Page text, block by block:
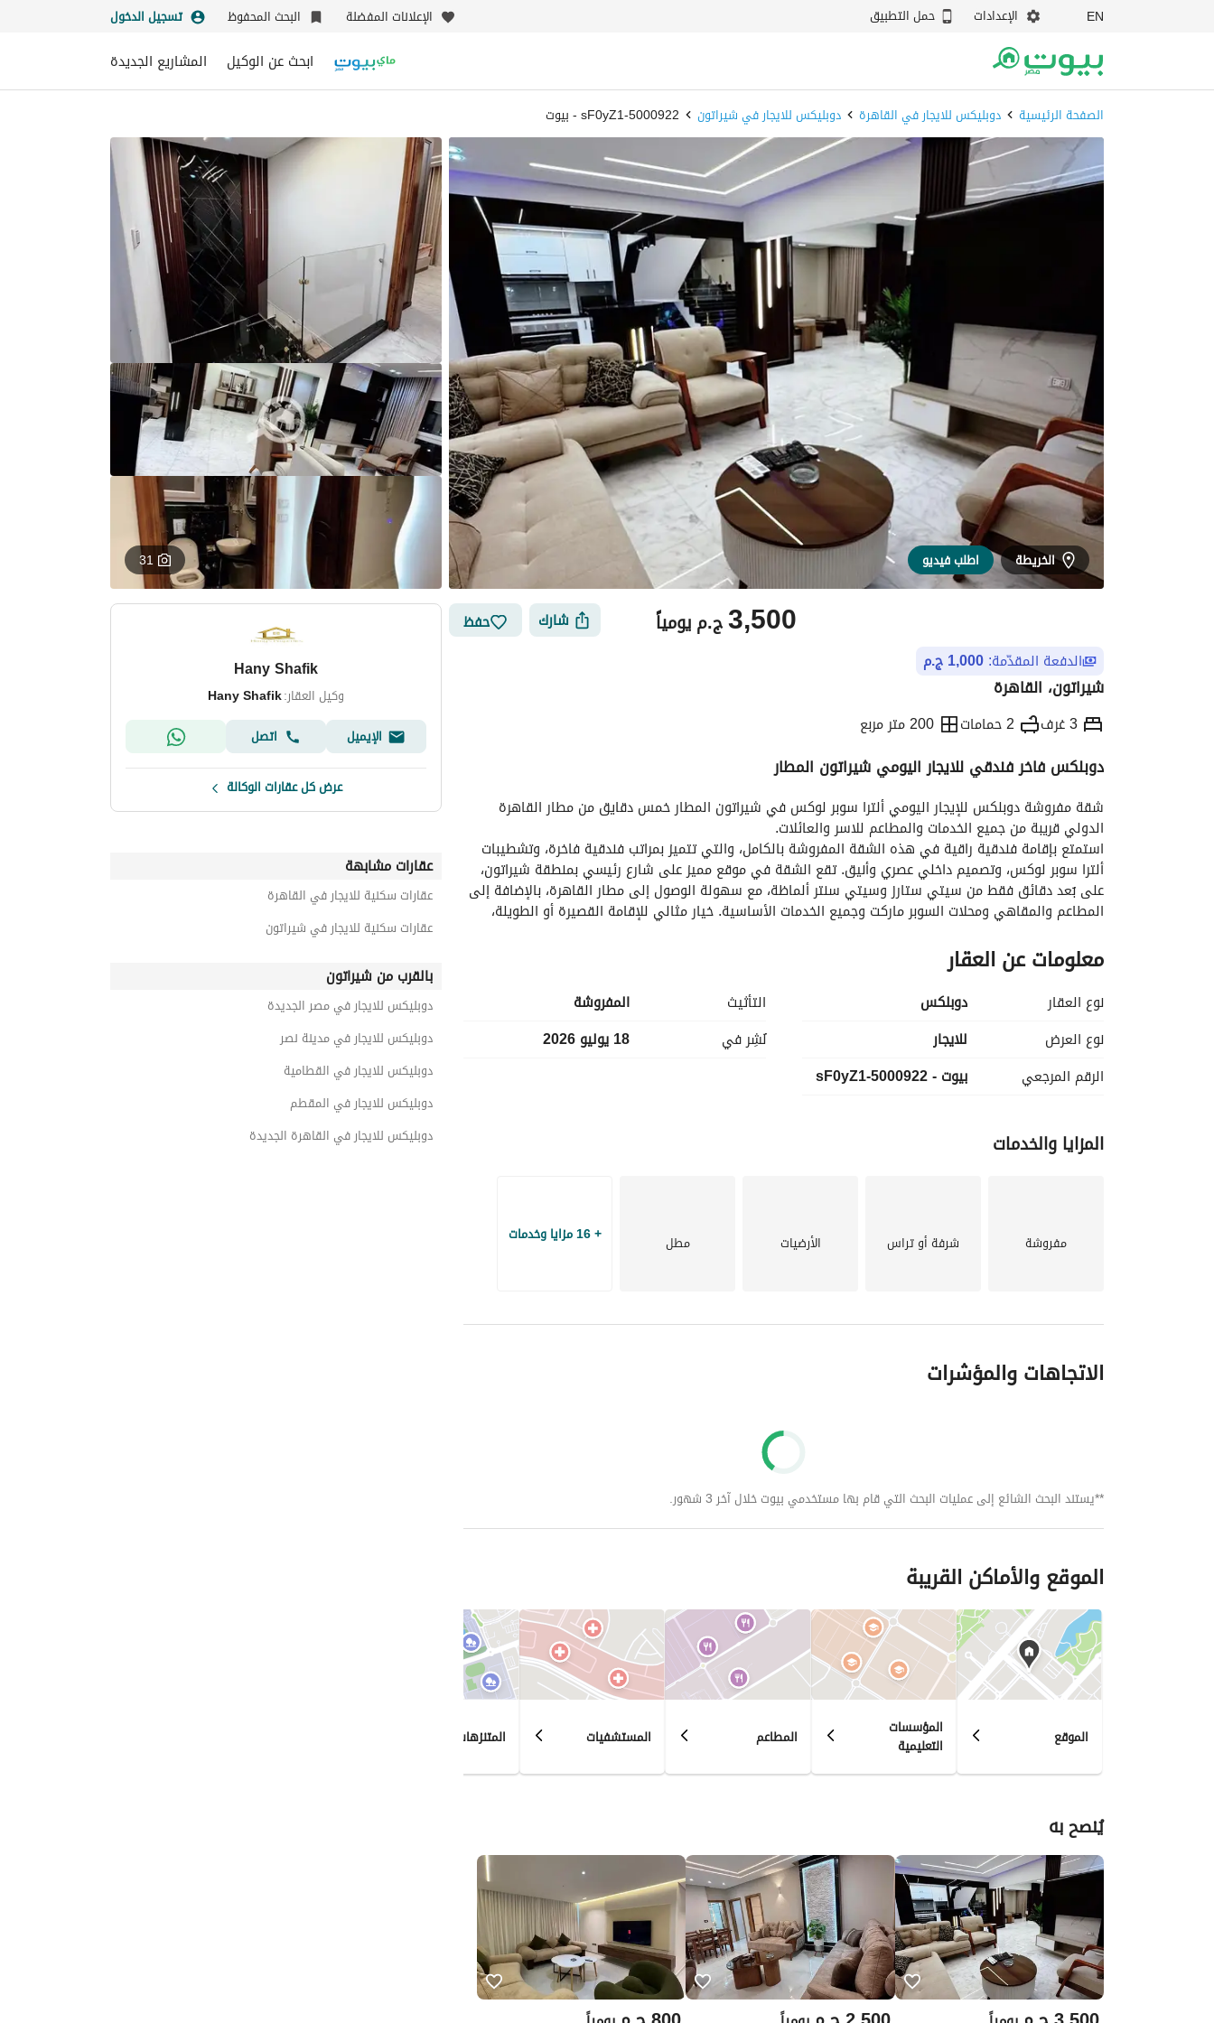
EN الإعدادات حمل التطبيق الإعلانات المفضلة البحث المحفوظ تسجيل الدخول
ابحث عن الوكيل المشاريع الجديدة
الصفحة الرئيسية دوبليكس للايجار في القاهرة دوبليكس للايجار في شيراتون 5000922-sF0yZ1 - بيوت
الخريطة اطلب فيديو 31
ج.م3,500 يومياً شارك حفظ
الدفعة المقدّمة: 1,000 ج.م
شيراتون، القاهرة
3 غرف 2 حمامات 200 متر مربع
الاتجاهات والمؤشرات
دوبلكس فاخر فندقي للايجار اليومي شيراتون المطار
الدولي قريبة من جميع الخدمات والمطاعم للاسر والعائلات.
٣ غرف و٢ حمام
واي فاي
اسانسير
العقار مكيف باكمله
متوفر كافة الأجهزة الكهربائية
معلومات عن العقار
نوع العقار
دوبلكس
نوع العرض
للايجار
الرقم المرجعي
بيوت - 5000922-sF0yZ1
التأثيث
المفروشة
نُشِر في
18 يوليو 2026
المزايا والخدمات
مفروشة شرفة أو تراس الأرضيات مطل + 16 مزايا وخدمات
الاتجاهات والمؤشرات
**يستند البحث الشائع إلى عمليات البحث التي قام بها مستخدمي بيوت خلال آخر 3 شهور.
الموقع والأماكن القريبة
الموقع المؤسسات
التعليمية المطاعم المستشفيات المتنزهات
يُنصح به
Hany Shafik
وكيل العقار:Hany Shafik
الإيميل
اتصل
عرض كل عقارات الوكالة
عقارات مشابهة
عقارات سكنية للايجار في القاهرة
عقارات سكنية للايجار في شيراتون
بالقرب من شيراتون
دوبليكس للايجار في مصر الجديدة
دوبليكس للايجار في مدينة نصر
دوبليكس للايجار في القطامية
دوبليكس للايجار في المقطم
دوبليكس للايجار في القاهرة الجديدة